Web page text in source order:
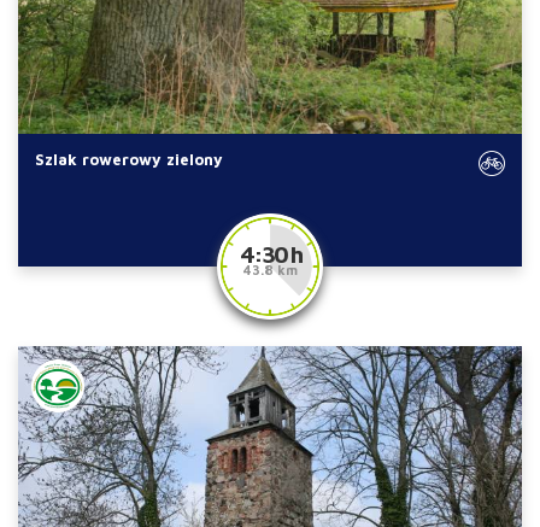
Szlak rowerowy zielony
4:30 h
43.8 km